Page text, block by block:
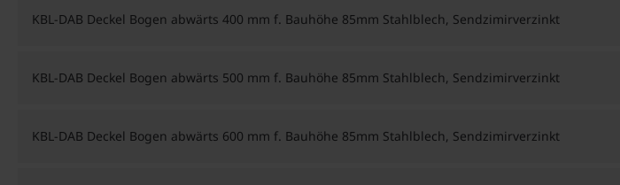
KBL-DAB Deckel Bogen abwärts 400 mm f. Bauhöhe 85mm Stahlblech, Sendzimirverzinkt
KBL-DAB Deckel Bogen abwärts 500 mm f. Bauhöhe 85mm Stahlblech, Sendzimirverzinkt
KBL-DAB Deckel Bogen abwärts 600 mm f. Bauhöhe 85mm Stahlblech, Sendzimirverzinkt